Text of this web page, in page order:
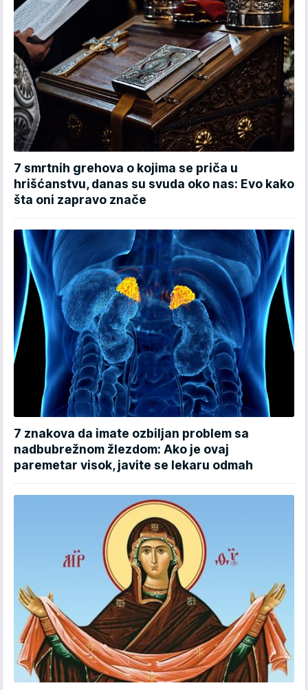
7 smrtnih grehova o kojima se priča u
hrišćanstvu, danas su svuda oko nas: Evo kako
šta oni zapravo znače
7 znakova da imate ozbiljan problem sa
nadbubrežnom žlezdom: Ako je ovaj
paremetar visok, javite se lekaru odmah